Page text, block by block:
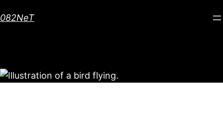
to
082NeT